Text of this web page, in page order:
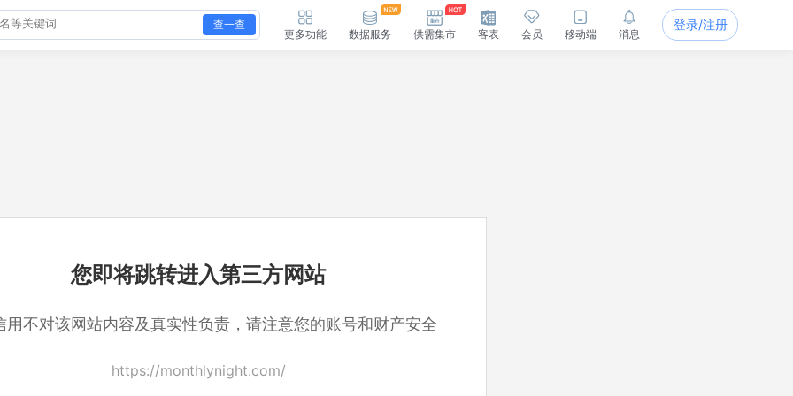
查一查
更多功能 数据服务 供需集市 客表 会员 移动端 消息
登录/注册
您即将跳转进入第三方网站
用不对该网站内容及真实性负责，请注意您的账号和财产安全
https://monthlynight.com/